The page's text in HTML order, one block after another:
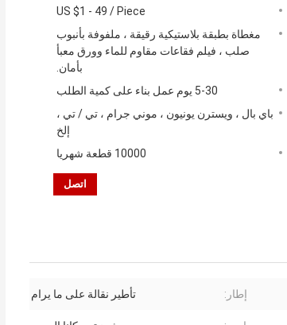
US $1 - 49 / Piece
مغطاة بطبقة بلاستيكية رقيقة ، ملفوفة بأنبوب
صلب ، فيلم فقاعات مقاوم للماء وورق معبأ
بأمان.
5-30 يوم عمل بناء على كمية الطلب
باي بال ، ويسترن يونيون ، موني جرام ، تي / تي ،
إلخ
10000 قطعة شهريا
اتصل
إطار: تأطير نقالة على ما يرام